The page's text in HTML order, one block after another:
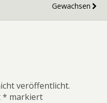
Gewachsen
veröffentlicht.
* markiert